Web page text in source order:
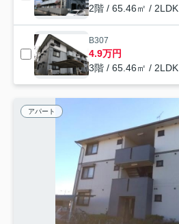
2階 / 65.46㎡ / 2LDK
B307
4.9万円
3階 / 65.46㎡ / 2LDK
アパート